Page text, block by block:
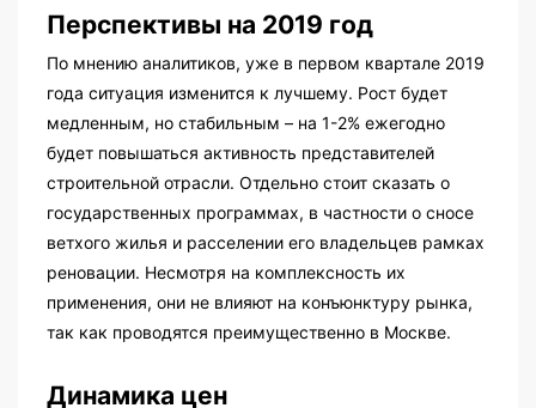
Перспективы на 2019 год
По мнению аналитиков, уже в первом квартале 2019
года ситуация изменится к лучшему. Рост будет
медленным, но стабильным – на 1-2% ежегодно
будет повышаться активность представителей
строительной отрасли. Отдельно стоит сказать о
государственных программах, в частности о сносе
ветхого жилья и расселении его владельцев рамках
реновации. Несмотря на комплексность их
применения, они не влияют на конъюнктуру рынка,
так как проводятся преимущественно в Москве.
Динамика цен